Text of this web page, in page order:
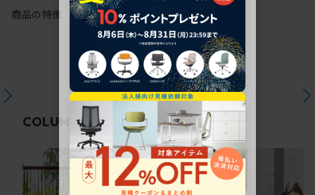
商品の特徴
COLUMN関連コラム